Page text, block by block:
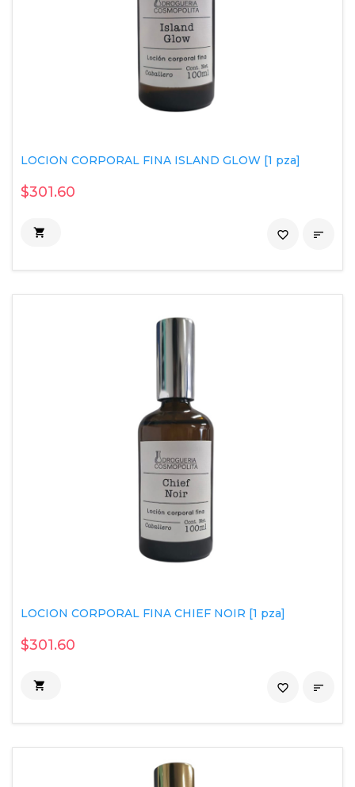
LOCION CORPORAL FINA ISLAND GLOW [1 pza]
$301.60
 
favorite_border
LOCION CORPORAL FINA CHIEF NOIR [1 pza]
$301.60
 
favorite_border